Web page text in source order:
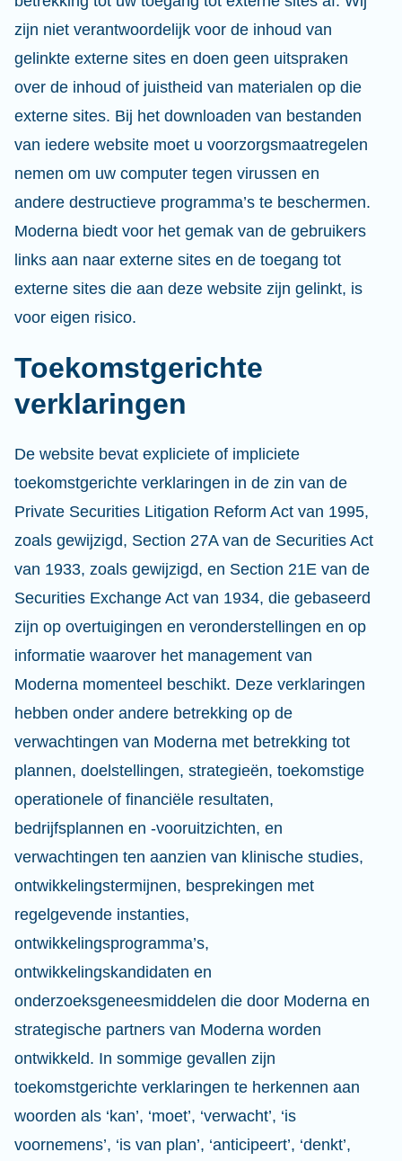
zijn niet verantwoordelijk voor de inhoud van
gelinkte externe sites en doen geen uitspraken
over de inhoud of juistheid van materialen op die
externe sites. Bij het downloaden van bestanden
van iedere website moet u voorzorgsmaatregelen
nemen om uw computer tegen virussen en
andere destructieve programma’s te beschermen.
Moderna biedt voor het gemak van de gebruikers
links aan naar externe sites en de toegang tot
externe sites die aan deze website zijn gelinkt, is
voor eigen risico.
Toekomstgerichte
verklaringen
De website bevat expliciete of impliciete
toekomstgerichte verklaringen in de zin van de
Private Securities Litigation Reform Act van 1995,
zoals gewijzigd, Section 27A van de Securities Act
van 1933, zoals gewijzigd, en Section 21E van de
Securities Exchange Act van 1934, die gebaseerd
zijn op overtuigingen en veronderstellingen en op
informatie waarover het management van
Moderna momenteel beschikt. Deze verklaringen
hebben onder andere betrekking op de
verwachtingen van Moderna met betrekking tot
plannen, doelstellingen, strategieën, toekomstige
operationele of financiële resultaten,
bedrijfsplannen en -vooruitzichten, en
verwachtingen ten aanzien van klinische studies,
ontwikkelingstermijnen, besprekingen met
regelgevende instanties,
ontwikkelingsprogramma’s,
ontwikkelingskandidaten en
onderzoeksgeneesmiddelen die door Moderna en
strategische partners van Moderna worden
ontwikkeld. In sommige gevallen zijn
toekomstgerichte verklaringen te herkennen aan
woorden als ‘kan’, ‘moet’, ‘verwacht’, ‘is
voornemens’, ‘is van plan’, ‘anticipeert’, ‘denkt’,